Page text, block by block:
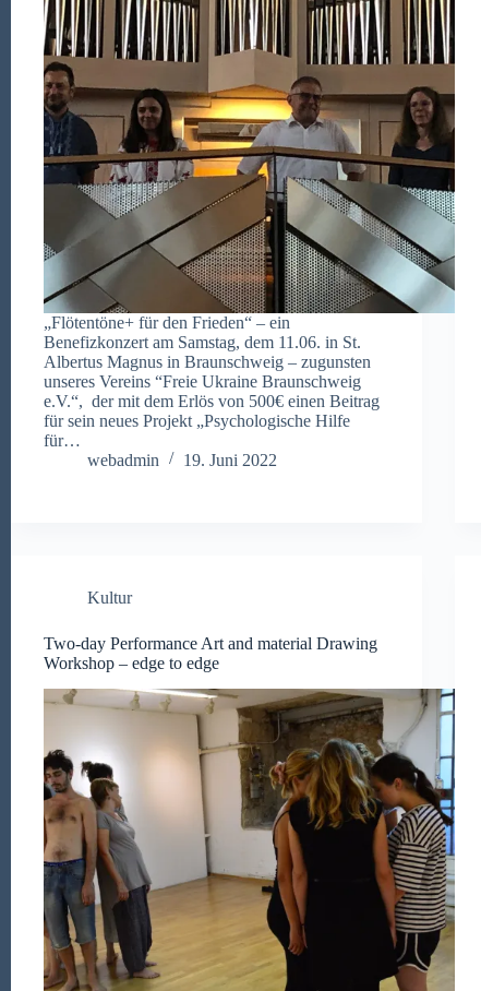
„Flötentöne+ für den Frieden“ – ein
Benefizkonzert am Samstag, dem 11.06. in St.
Albertus Magnus in Braunschweig – zugunsten
unseres Vereins “Freie Ukraine Braunschweig
e.V.“, der mit dem Erlös von 500€ einen Beitrag
für sein neues Projekt „Psychologische Hilfe
für…
webadmin
19. Juni 2022
Kultur
Two-day Performance Art and material Drawing
Workshop – edge to edge